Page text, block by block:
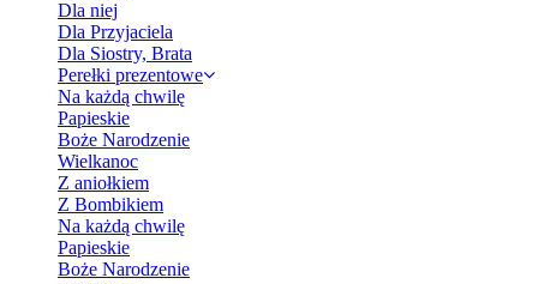
Dla niej
Dla Przyjaciela
Dla Siostry, Brata
Perełki prezentowe
Na każdą chwilę
Papieskie
Boże Narodzenie
Wielkanoc
Z aniołkiem
Z Bombikiem
Na każdą chwilę
Papieskie
Boże Narodzenie